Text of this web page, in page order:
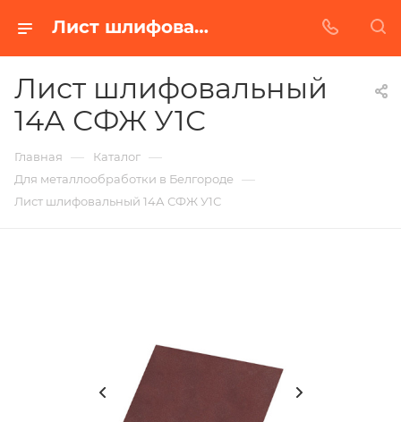
Лист шлифовальный 14А СФЖ У1С в Белгороде | Купить по недорогой цене от Абразивного Завода
Лист шлифовальный
14А СФЖ У1С
Главная — Каталог —
Для металлообработки в Белгороде —
Лист шлифовальный 14А СФЖ У1С